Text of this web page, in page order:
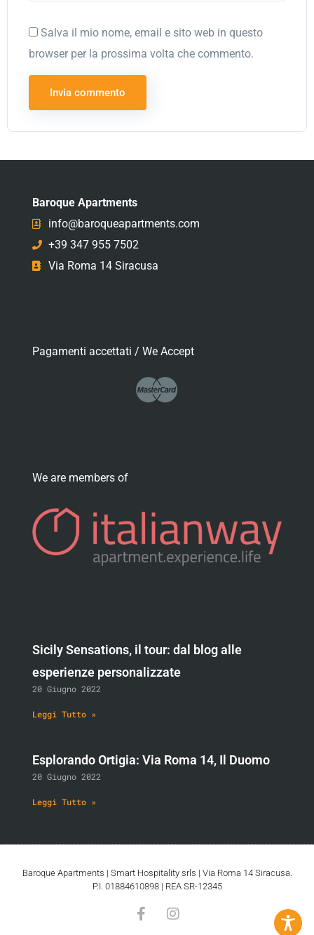
Salva il mio nome, email e sito web in questo
browser per la prossima volta che commento.
Baroque Apartments
info@baroqueapartments.com
+39 347 955 7502
Via Roma 14 Siracusa
Pagamenti accettati / We Accept
We are members of
Sicily Sensations, il tour: dal blog alle
esperienze personalizzate
20 Giugno 2022
Leggi Tutto »
Esplorando Ortigia: Via Roma 14, Il Duomo
20 Giugno 2022
Leggi Tutto »
Baroque Apartments | Smart Hospitality srls | Via Roma 14 Siracusa.
P.I. 01884610898 | REA SR-12345